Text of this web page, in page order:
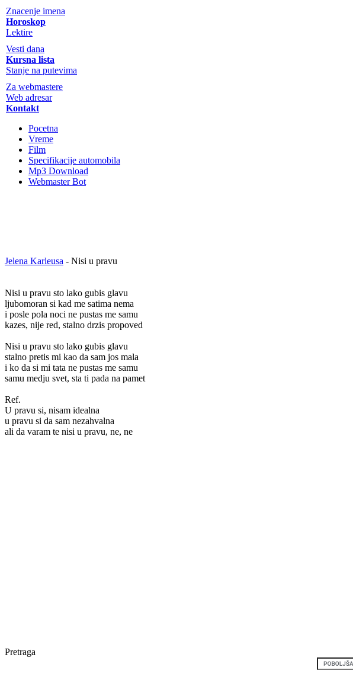
Znacenje imena
Horoskop
Lektire
Vesti dana
Kursna lista
Stanje na putevima
Za webmastere
Web adresar
Kontakt
Pocetna
Vreme
Film
Specifikacije automobila
Mp3 Download
Webmaster Bot
Jelena Karleusa - Nisi u pravu
Nisi u pravu sto lako gubis glavu
ljubomoran si kad me satima nema
i posle pola noci ne pustas me samu
kazes, nije red, stalno drzis propoved
Nisi u pravu sto lako gubis glavu
stalno pretis mi kao da sam jos mala
i ko da si mi tata ne pustas me samu
samu medju svet, sta ti pada na pamet
Ref.
U pravu si, nisam idealna
u pravu si da sam nezahvalna
ali da varam te nisi u pravu, ne, ne
Pretraga